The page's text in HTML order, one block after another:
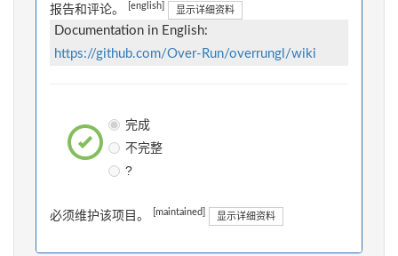
报告和评论。
[english] 显示详细资料
Documentation in English:
https://github.com/Over-Run/overrungl/wiki
完成
不完整
?
必须维护该项目。 [maintained] 显示详细资料